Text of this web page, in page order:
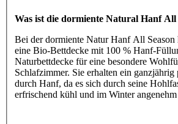
Was ist die dormiente Natural Hanf All
Bei der dormiente Natur Hanf All Season
eine Bio-Bettdecke mit 100 % Hanf-
Naturbettdecke für eine besondere
Schlafzimmer. Sie erhalten ein
durch Hanf, da es sich durch seine
erfrischend kühl und im Winter